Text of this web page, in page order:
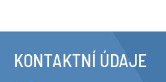
KONTAKTNÍ ÚDAJE